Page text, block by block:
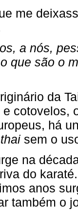
me
a nós,
que são o
da
e cotovelos,
há
sem o
na
do
anos
também o